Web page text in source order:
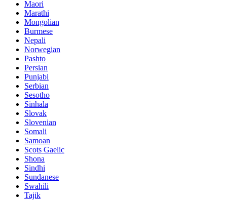
Maori
Marathi
Mongolian
Burmese
Nepali
Norwegian
Pashto
Persian
Punjabi
Serbian
Sesotho
Sinhala
Slovak
Slovenian
Somali
Samoan
Scots Gaelic
Shona
Sindhi
Sundanese
Swahili
Tajik